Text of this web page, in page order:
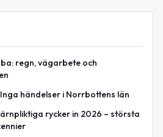
regn, vägarbete och
händelser i Norrbottens län
rycker in 2026 – största